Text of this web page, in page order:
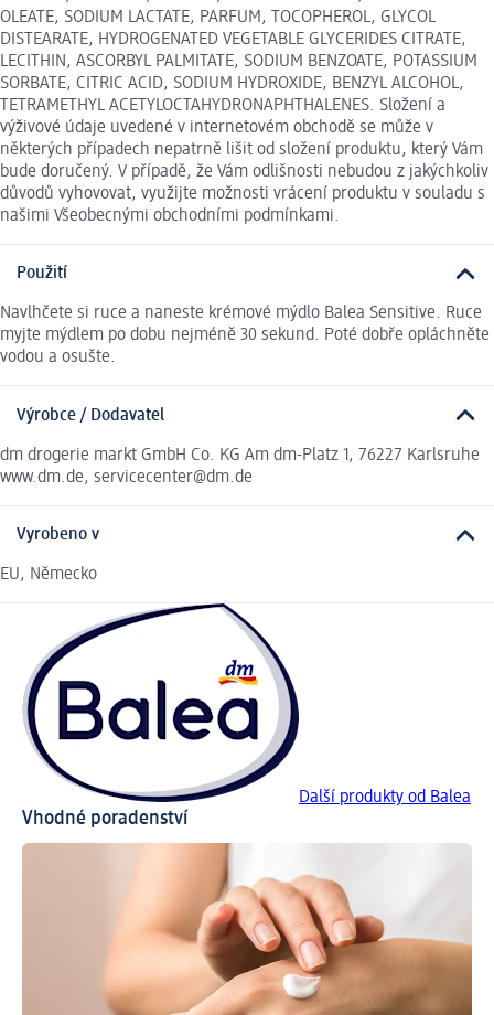
OLEATE, SODIUM LACTATE, PARFUM, TOCOPHEROL, GLYCOL
DISTEARATE, HYDROGENATED VEGETABLE GLYCERIDES CITRATE,
LECITHIN, ASCORBYL PALMITATE, SODIUM BENZOATE, POTASSIUM
SORBATE, CITRIC ACID, SODIUM HYDROXIDE, BENZYL ALCOHOL,
TETRAMETHYL ACETYLOCTAHYDRONAPHTHALENES. Složení a
výživové údaje uvedené v internetovém obchodě se může v
některých případech nepatrně lišit od složení produktu, který Vám
bude doručený. V případě, že Vám odlišnosti nebudou z jakýchkoliv
důvodů vyhovovat, využijte možnosti vrácení produktu v souladu s
našimi Všeobecnými obchodními podmínkami.
Použití
Navlhčete si ruce a naneste krémové mýdlo Balea Sensitive. Ruce
myjte mýdlem po dobu nejméně 30 sekund. Poté dobře opláchněte
vodou a osušte.
Výrobce / Dodavatel
dm drogerie markt GmbH Co. KG Am dm-Platz 1, 76227 Karlsruhe
www.dm.de, servicecenter@dm.de
Vyrobeno v
EU, Německo
Další produkty od Balea
Vhodné poradenství